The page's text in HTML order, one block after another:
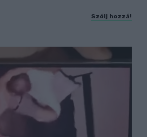
Szólj hozzá!